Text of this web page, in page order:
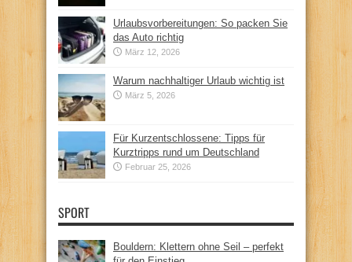
Urlaubsvorbereitungen: So packen Sie
das Auto richtig
März 12, 2026
Warum nachhaltiger Urlaub wichtig ist
März 5, 2026
Für Kurzentschlossene: Tipps für
Kurztripps rund um Deutschland
Februar 25, 2026
SPORT
Bouldern: Klettern ohne Seil – perfekt